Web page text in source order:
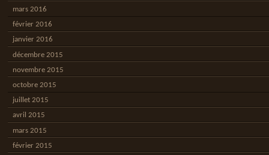
mars 2016
février 2016
janvier 2016
décembre 2015
novembre 2015
octobre 2015
juillet 2015
avril 2015
mars 2015
février 2015